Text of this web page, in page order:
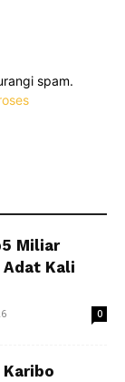
spam.
Miliar
Kali
0